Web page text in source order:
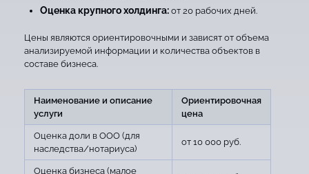
Оценка крупного холдинга:от 20 рабочих дней.
Цены являются ориентировочными и зависят от объема
анализируемой информации и количества объектов в
составе бизнеса.
Наименование и описание
услуги
Ориентировочная
цена
Оценка доли в ООО (для
наследства/нотариуса)
от 10 000 руб.
Оценка бизнеса (малое